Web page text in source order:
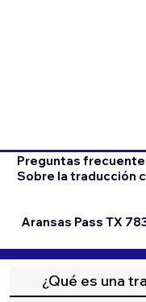
¿Qué es una
Preguntas
Sobre la traducción
Aransas Pass TX